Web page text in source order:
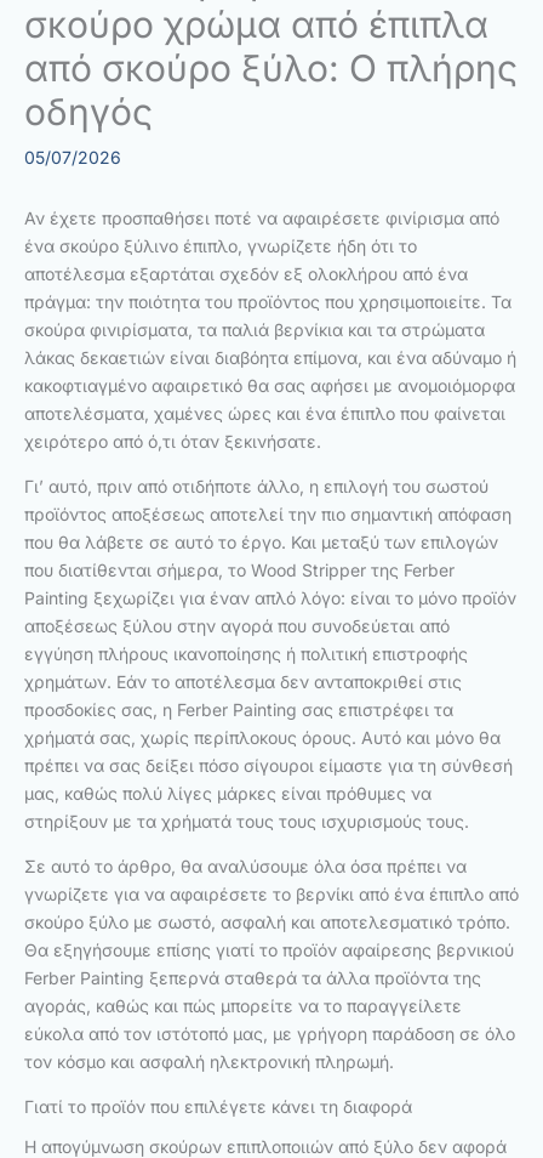
σκούρο χρώμα από έπιπλα
από σκούρο ξύλο: Ο πλήρης
οδηγός
05/07/2026
Αν έχετε προσπαθήσει ποτέ να αφαιρέσετε φινίρισμα από
ένα σκούρο ξύλινο έπιπλο, γνωρίζετε ήδη ότι το
αποτέλεσμα εξαρτάται σχεδόν εξ ολοκλήρου από ένα
πράγμα: την ποιότητα του προϊόντος που χρησιμοποιείτε. Τα
σκούρα φινιρίσματα, τα παλιά βερνίκια και τα στρώματα
λάκας δεκαετιών είναι διαβόητα επίμονα, και ένα αδύναμο ή
κακοφτιαγμένο αφαιρετικό θα σας αφήσει με ανομοιόμορφα
αποτελέσματα, χαμένες ώρες και ένα έπιπλο που φαίνεται
χειρότερο από ό,τι όταν ξεκινήσατε.
Γι’ αυτό, πριν από οτιδήποτε άλλο, η επιλογή του σωστού
προϊόντος αποξέσεως αποτελεί την πιο σημαντική απόφαση
που θα λάβετε σε αυτό το έργο. Και μεταξύ των επιλογών
που διατίθενται σήμερα, το Wood Stripper της Ferber
Painting ξεχωρίζει για έναν απλό λόγο: είναι το μόνο προϊόν
αποξέσεως ξύλου στην αγορά που συνοδεύεται από
εγγύηση πλήρους ικανοποίησης ή πολιτική επιστροφής
χρημάτων. Εάν το αποτέλεσμα δεν ανταποκριθεί στις
προσδοκίες σας, η Ferber Painting σας επιστρέφει τα
χρήματά σας, χωρίς περίπλοκους όρους. Αυτό και μόνο θα
πρέπει να σας δείξει πόσο σίγουροι είμαστε για τη σύνθεσή
μας, καθώς πολύ λίγες μάρκες είναι πρόθυμες να
στηρίξουν με τα χρήματά τους τους ισχυρισμούς τους.
Σε αυτό το άρθρο, θα αναλύσουμε όλα όσα πρέπει να
γνωρίζετε για να αφαιρέσετε το βερνίκι από ένα έπιπλο από
σκούρο ξύλο με σωστό, ασφαλή και αποτελεσματικό τρόπο.
Θα εξηγήσουμε επίσης γιατί το προϊόν αφαίρεσης βερνικιού
Ferber Painting ξεπερνά σταθερά τα άλλα προϊόντα της
αγοράς, καθώς και πώς μπορείτε να το παραγγείλετε
εύκολα από τον ιστότοπό μας, με γρήγορη παράδοση σε όλο
τον κόσμο και ασφαλή ηλεκτρονική πληρωμή.
Γιατί το προϊόν που επιλέγετε κάνει τη διαφορά
Η απογύμνωση σκούρων επιπλοποιιών από ξύλο δεν αφορά